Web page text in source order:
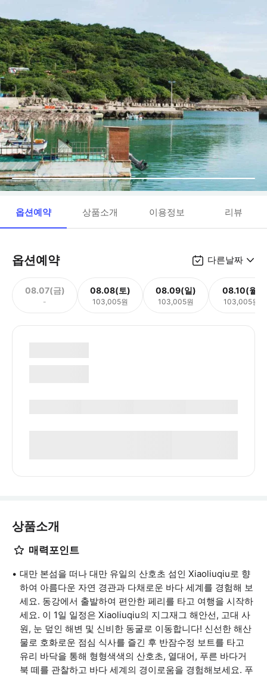
옵션예약 상품소개 이용정보 리뷰
옵션예약 다른날짜
08.07(금)
-
08.08(토)
103,005원
08.09(일)
103,005원
08.10(월)
103,005원
상품소개
매력포인트
대만 본섬을 떠나 대만 유일의 산호초 섬인 Xiaoliuqiu로 향
하여 아름다운 자연 경관과 다채로운 바다 세계를 경험해 보
세요. 동강에서 출발하여 편안한 페리를 타고 여행을 시작하
세요. 이 1일 일정은 Xiaoliuqiu의 지그재그 해안선, 고대 사
원, 눈 덮인 해변 및 신비한 동굴로 이동합니다! 신선한 해산
물로 호화로운 점심 식사를 즐긴 후 반잠수정 보트를 타고
유리 바닥을 통해 형형색색의 산호초, 열대어, 푸른 바다거
북 떼를 관찰하고 바다 세계의 경이로움을 경험해보세요. 푸